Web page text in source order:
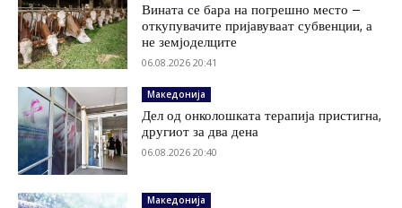
Вината се бара на погрешно место –
откупувачите пријавуваат субвенции, а
не земјоделците
06.08.2026 20:41
Македонија
Дел од онколошката терапија пристигна,
другиот за два дена
06.08.2026 20:40
Македонија